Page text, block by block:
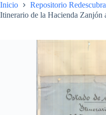
Inicio
Repositorio
Itinerario de la Hacienda Zanjón